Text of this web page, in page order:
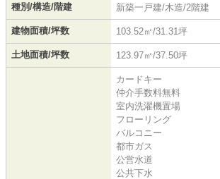
種別/構造/階建 新築一戸建/木造/2階建
建物面積/坪数 103.52㎡/31.31坪
土地面積/坪数 123.97㎡/37.50坪
カードキー
仲介手数料無料
室内洗濯機置場
フローリング
バルコニー
都市ガス
公営水道
公共下水